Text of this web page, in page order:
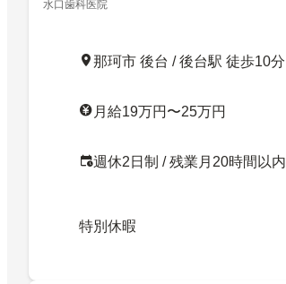
水口歯科医院
那珂市 後台 / 後台駅 徒歩10分
月給19万円〜25万円
週休2日制 / 残業月20時間以内
特別休暇